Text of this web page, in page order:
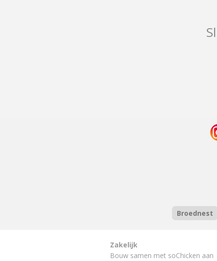
Broednest
Zakelijk
Bouw samen met soChicken aan